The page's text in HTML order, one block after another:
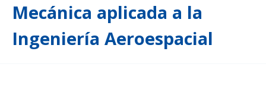
Mecánica aplicada a la
Ingeniería Aeroespacial